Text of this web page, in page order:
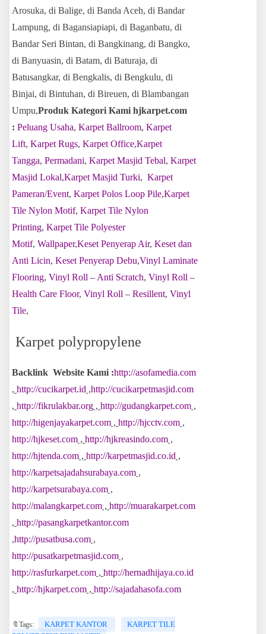
Arosuka, di Balige, di Banda Aceh, di Bandar
Lampung, di Bagansiapiapi, di Baganbatu, di
Bandar Seri Bintan, di Bangkinang, di Bangko,
di Banyuasin, di Batam, di Baturaja, di
Batusangkar, di Bengkalis, di Bengkulu, di
Binjai, di Bintuhan, di Bireuen, di Blambangan
Umpu,Produk Kategori Kami hjkarpet.com
: Peluang Usaha, Karpet Ballroom, Karpet
Lift, Karpet Rugs, Karpet Office,Karpet
Tangga, Permadani, Karpet Masjid Tebal, Karpet
Masjid Lokal,Karpet Masjid Turki, Karpet
Pameran/Event, Karpet Polos Loop Pile,Karpet
Tile Nylon Motif, Karpet Tile Nylon
Printing, Karpet Tile Polyester
Motif, Wallpaper,Keset Penyerap Air, Keset dan
Anti Licin, Keset Penyerap Debu,Vinyl Laminate
Flooring, Vinyl Roll – Anti Scratch, Vinyl Roll –
Health Care Floor, Vinyl Roll – Resillent, Vinyl
Tile,
Karpet polypropylene
Backlink Website Kami :http://asofamedia.com
, http://cucikarpet.id ,http://cucikarpetmasjid.com
, http://fikrulakbar.org , http://gudangkarpet.com ,
http://higenjayakarpet.com , http://hjcctv.com ,
http://hjkeset.com , http://hjkreasindo.com ,
http://hjtenda.com , http://karpetmasjid.co.id ,
http://karpetsajadahsurabaya.com ,
http://karpetsurabaya.com ,
http://malangkarpet.com , http://muarakarpet.com
, http://pasangkarpetkantor.com
,http://pusatbusa.com ,
http://pusatkarpetmasjid.com ,
http://rasfurkarpet.com , http://hernadhijaya.co.id
, http://hjkarpet.com , http://sajadahasofa.com
🔖Tags: KARPET KANTOR
KARPET TILE